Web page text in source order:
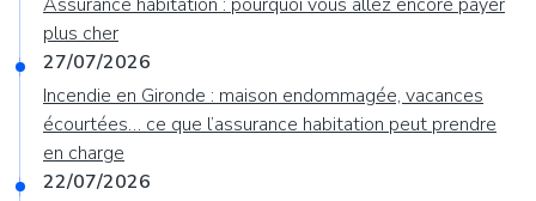
plus cher
27/07/2026
Incendie en Gironde : maison endommagée, vacances
écourtées… ce que l’assurance habitation peut prendre
en charge
22/07/2026